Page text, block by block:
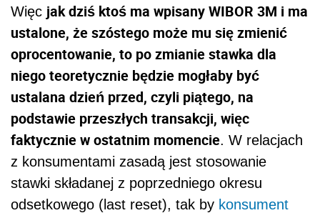
Więc jak dziś ktoś ma wpisany WIBOR 3M i ma
ustalone, że szóstego może mu się zmienić
oprocentowanie, to po zmianie stawka dla
niego teoretycznie będzie mogłaby być
ustalana dzień przed, czyli piątego, na
podstawie przeszłych transakcji, więc
faktycznie w ostatnim momencie. W relacjach
z konsumentami zasadą jest stosowanie
stawki składanej z poprzedniego okresu
odsetkowego (last reset), tak by konsument